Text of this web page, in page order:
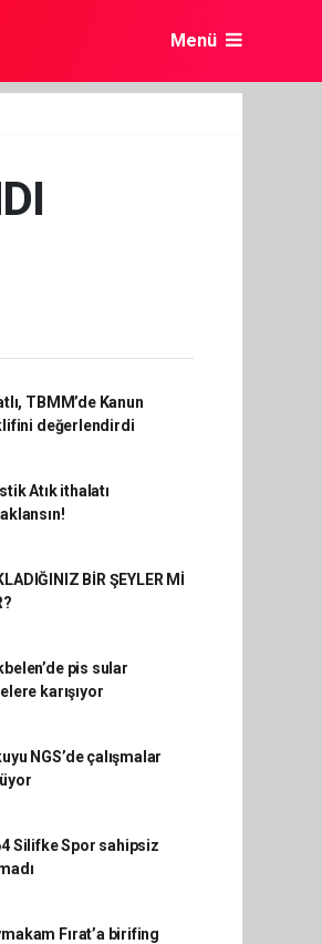
Menü
TBMM’de Kanun
değerlendirdi
Atık ithalatı
BİR ŞEYLER Mİ
pis sular
karışıyor
NGS’de çalışmalar
Silifke Spor sahipsiz
Fırat’a birifing